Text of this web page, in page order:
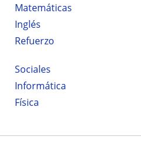
Matemáticas
Inglés
Refuerzo
Sociales
Informática
Física